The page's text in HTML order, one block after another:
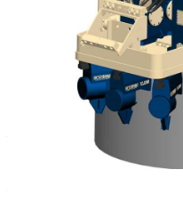
Характеристики
Эксцентриковый момент, кгм
Скорость (max), (об/мин)